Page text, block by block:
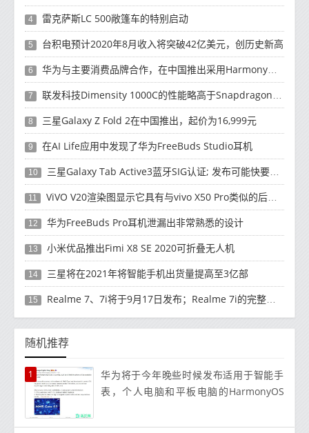
4 雷克萨斯LC 500敞篷车的特别启动
5 台积电预计2020年8月收入将突破42亿美元，创历史新高
6 华为与主要消费品牌合作，在中国推出采用HarmonyOS 2.0的智能家居产品
7 联发科技Dimensity 1000C的性能略高于Snapdragon 765G
8 三星Galaxy Z Fold 2在中国推出，起价为16,999元
9 在AI Life应用中发现了华为FreeBuds Studio耳机
10 三星Galaxy Tab Active3蓝牙SIG认证; 发布可能快要结束了
11 ViVO V20渲染图显示它具有与vivo X50 Pro类似的后部设计
12 华为FreeBuds Pro耳机泄漏出非常熟悉的设计
13 小米优品推出Fimi X8 SE 2020可折叠无人机
14 三星将在2021年将智能手机出货量提高至3亿部
15 Realme 7、7i将于9月17日发布；Realme 7i的完整规格并导致泄漏
随机推荐
1
华为将于今年晚些时候发布适用于智能手
表，个人电脑和平板电脑的HarmonyOS